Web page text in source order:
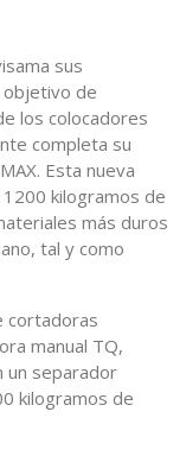
sus
objetivo de
los colocadores
completa su
Esta nueva
kilogramos de
más duros
tal y como
cortadoras
manual TQ,
un separador
kilogramos de